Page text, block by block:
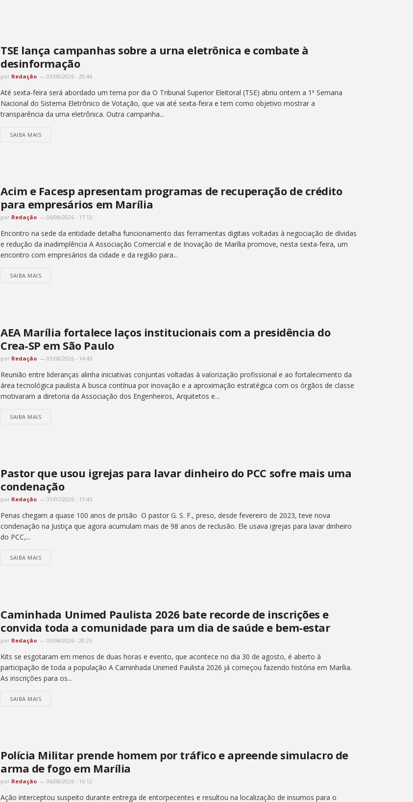
TSE lança campanhas sobre a urna eletrônica e combate à
desinformação
por Redação 03/08/2026 - 20:46
Até sexta-feira será abordado um tema por dia O Tribunal Superior Eleitoral (TSE) abriu ontem a 1ª Semana
Nacional do Sistema Eletrônico de Votação, que vai até sexta-feira e tem como objetivo mostrar a
transparência da urna eletrônica. Outra campanha...
SAIBA MAIS
Acim e Facesp apresentam programas de recuperação de crédito
para empresários em Marília
por Redação 06/08/2026 - 17:13
Encontro na sede da entidade detalha funcionamento das ferramentas digitais voltadas à negociação de dívidas
e redução da inadimplência A Associação Comercial e de Inovação de Marília promove, nesta sexta-feira, um
encontro com empresários da cidade e da região para...
SAIBA MAIS
AEA Marília fortalece laços institucionais com a presidência do
Crea-SP em São Paulo
por Redação 03/08/2026 - 14:45
Reunião entre lideranças alinha iniciativas conjuntas voltadas à valorização profissional e ao fortalecimento da
área tecnológica paulista A busca contínua por inovação e a aproximação estratégica com os órgãos de classe
motivaram a diretoria da Associação dos Engenheiros, Arquitetos e...
SAIBA MAIS
Pastor que usou igrejas para lavar dinheiro do PCC sofre mais uma
condenação
por Redação 31/07/2026 - 13:45
Penas chegam a quase 100 anos de prisão O pastor G. S. F., preso, desde fevereiro de 2023, teve nova
condenação na Justiça que agora acumulam mais de 98 anos de reclusão. Ele usava igrejas para lavar dinheiro
do PCC,...
SAIBA MAIS
Caminhada Unimed Paulista 2026 bate recorde de inscrições e
convida toda a comunidade para um dia de saúde e bem-estar
por Redação 03/08/2026 - 20:23
Kits se esgotaram em menos de duas horas e evento, que acontece no dia 30 de agosto, é aberto à
participação de toda a população A Caminhada Unimed Paulista 2026 já começou fazendo história em Marília.
As inscrições para os...
SAIBA MAIS
Polícia Militar prende homem por tráfico e apreende simulacro de
arma de fogo em Marília
por Redação 06/08/2026 - 16:12
Ação interceptou suspeito durante entrega de entorpecentes e resultou na localização de insumos para o